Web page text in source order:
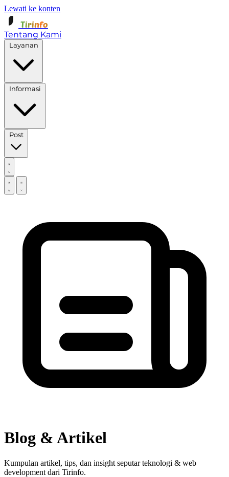
Lewati ke konten
Tirinfo
Tentang Kami
Post
Blog & Artikel
Kumpulan artikel, tips, dan insight seputar teknologi & web
development dari Tirinfo.